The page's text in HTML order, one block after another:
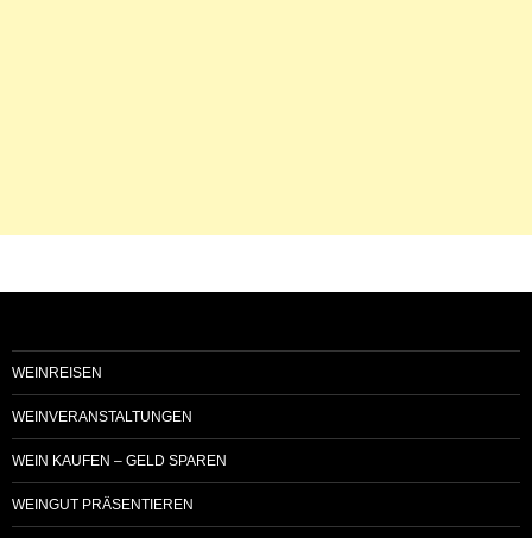
WEINREISEN
WEINVERANSTALTUNGEN
WEIN KAUFEN – GELD SPAREN
WEINGUT PRÄSENTIEREN